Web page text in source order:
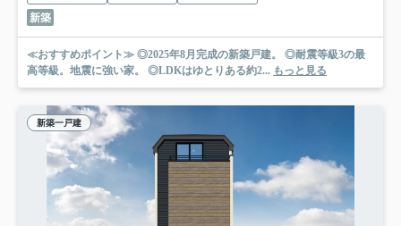
新築
≪おすすめポイント≫ ◎2025年8月完成の新築戸建。 ◎耐震等級3の最
高等級。地震に強い家。 ◎LDKはゆとりある約2... もっと見る
新築一戸建